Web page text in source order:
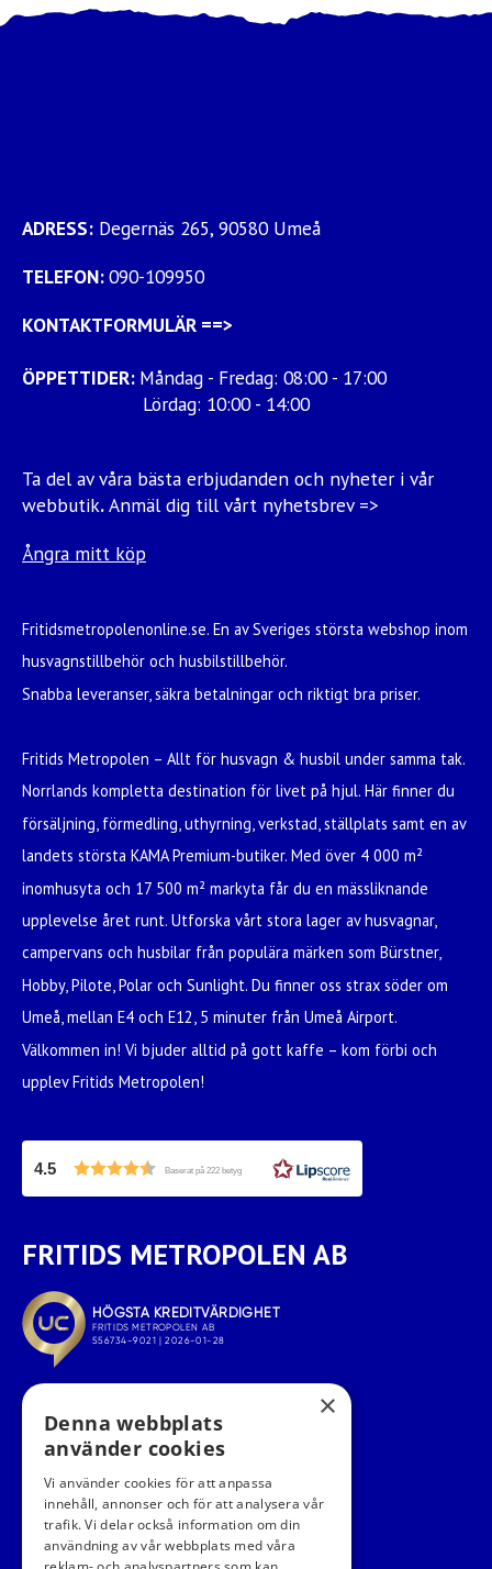
ADRESS: Degernäs 265, 90580 Umeå
TELEFON:090-109950
KONTAKTFORMULÄR ==>
ÖPPETTIDER: Måndag - Fredag: 08:00 - 17:00
Lördag: 10:00 - 14:00
Ta del av våra bästa erbjudanden och nyheter i vår
webbutik.Anmäl dig till vårt nyhetsbrev =>
Ångra mitt köp
Fritidsmetropolenonline.se. En av Sveriges största webshop inom
husvagnstillbehör och husbilstillbehör.
Snabba leveranser, säkra betalningar och riktigt bra priser.
Fritids Metropolen – Allt för husvagn & husbil under samma tak.
Norrlands kompletta destination för livet på hjul. Här finner du
försäljning, förmedling, uthyrning, verkstad, ställplats samt en av
landets största KAMA Premium-butiker. Med över 4 000 m²
inomhusyta och 17 500 m² markyta får du en mässliknande
upplevelse året runt. Utforska vårt stora lager av husvagnar,
campervans och husbilar från populära märken som Bürstner,
Hobby, Pilote, Polar och Sunlight. Du finner oss strax söder om
Umeå, mellan E4 och E12, 5 minuter från Umeå Airport.
Välkommen in! Vi bjuder alltid på gott kaffe – kom förbi och
upplev Fritids Metropolen!
4.5 Baserat på 222 betyg
FRITIDS METROPOLEN AB
FÖLJ OSS I SOCIALA MEDIER
×
Denna webbplats
använder cookies
Vi använder cookies för att anpassa
innehåll, annonser och för att analysera vår
trafik. Vi delar också information om din
användning av vår webbplats med våra